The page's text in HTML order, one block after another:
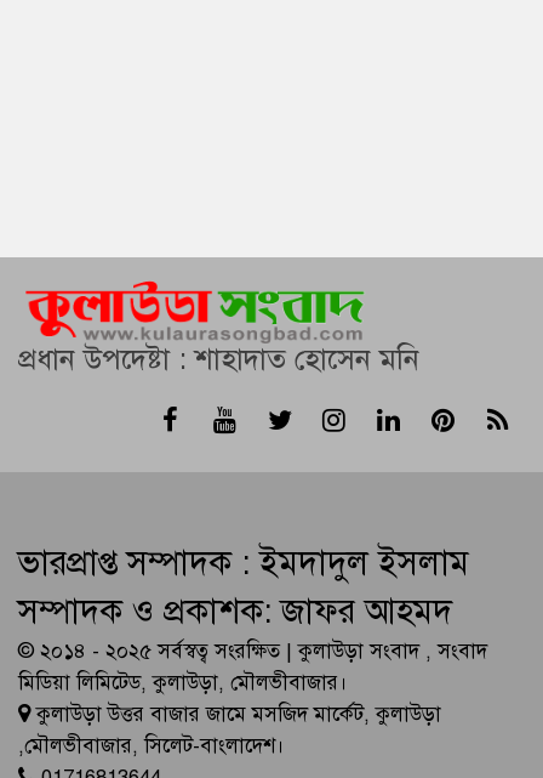
প্রধান উপদেষ্টা : শাহাদাত হোসেন মনি
ভারপ্রাপ্ত সম্পাদক : ইমদাদুল ইসলাম
সম্পাদক ও প্রকাশক: জাফর আহমদ
© ২০১৪ - ২০২৫ সর্বস্বত্ব সংরক্ষিত | কুলাউড়া সংবাদ , সংবাদ
মিডিয়া লিমিটেড, কুলাউড়া, মৌলভীবাজার।
কুলাউড়া উত্তর বাজার জামে মসজিদ মার্কেট, কুলাউড়া
,মৌলভীবাজার, সিলেট-বাংলাদেশ।